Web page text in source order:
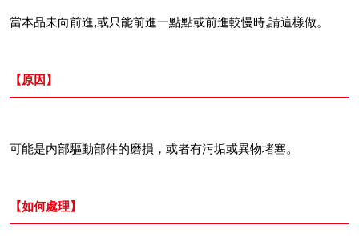
當本品未向前進,或只能前進一點點或前進較慢時,請這樣做。
【原因】
可能是内部驅動部件的磨損，或者有污垢或異物堵塞。
【如何處理】